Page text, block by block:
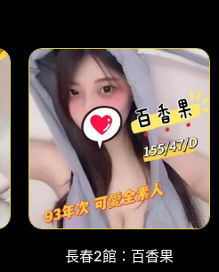
長春2館：百香果